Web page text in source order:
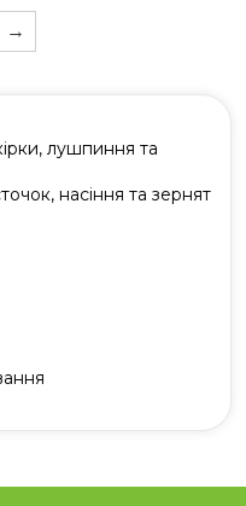
→
лушпиння та
насіння та зернят